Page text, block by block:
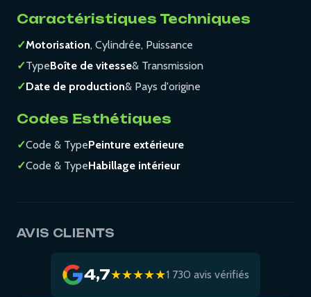
Caractéristiques Techniques
✓Motorisation, Cylindrée, Puissance
✓TypeBoîte de vitesse& Transmission
✓Date de production& Pays d'origine
Codes Esthétiques
✓Code & TypePeinture extérieure
✓Code & TypeHabillage intérieur
AVIS CLIENTS
4,7★★★★★1 730 avis vérifiés